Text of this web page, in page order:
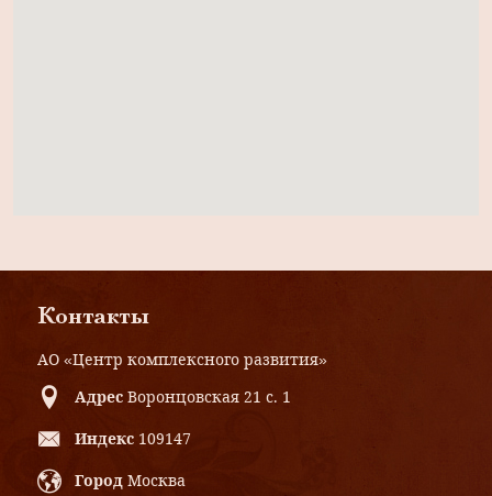
Контакты
АО «Центр комплексного развития»
Адрес Воронцовская 21 с. 1
Индекс 109147
Город Москва